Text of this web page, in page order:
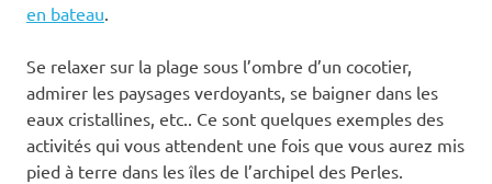
en bateau.
Se relaxer sur la plage sous l’ombre d’un cocotier,
admirer les paysages verdoyants, se baigner dans les
eaux cristallines, etc.. Ce sont quelques exemples des
activités qui vous attendent une fois que vous aurez mis
pied à terre dans les îles de l’archipel des Perles.